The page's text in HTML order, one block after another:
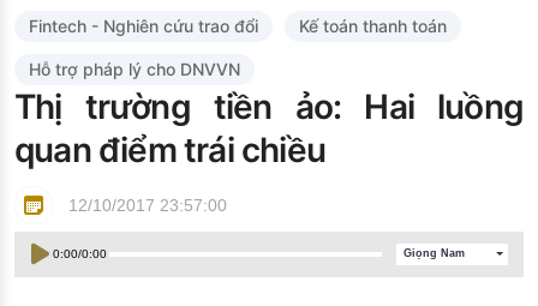
Đào tạo ISO
Fintech - Nghiên cứu trao đổi Kế toán thanh toán
Hỗ trợ pháp lý cho DNVVN
Thị trường tiền ảo: Hai luồng
quan điểm trái chiều
12/10/2017 23:57:00
0:00/0:00 Giọng Nam